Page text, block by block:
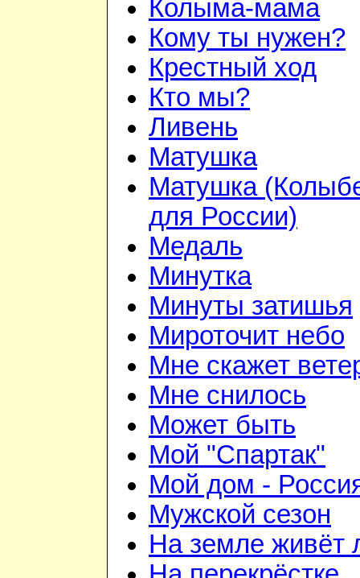
Колыма-мама
Кому ты нужен?
Крестный ход
Кто мы?
Ливень
Матушка
Матушка
для России)
Медаль
Минутка
Минуты затишья
Мироточит небо
Мне скажет
Мне снилось
Может быть
Мой "Спартак"
Мой дом -
Мужской сезон
На земле живёт